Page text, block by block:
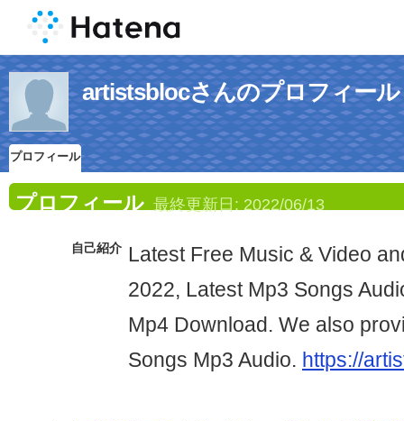
artistsblocさんのプロフィール
プロフィール
プロフィール 最終更新日: 2022/06/13
自己紹介 Latest Free Music & Video
2022, Latest Mp3 Songs
Mp4 Download. We also
Songs Mp3 Audio. https://